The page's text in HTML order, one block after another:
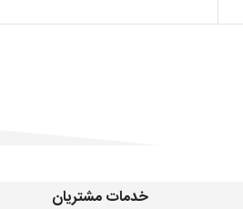
خدمات مشتریان